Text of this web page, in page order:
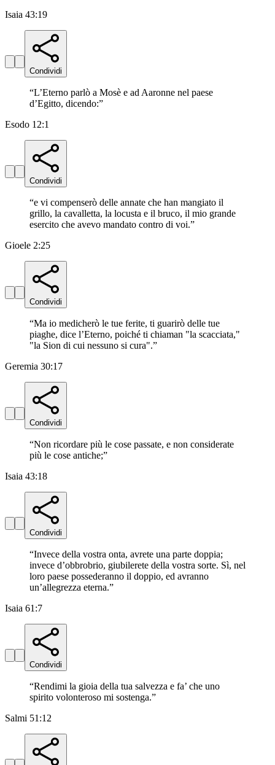
Isaia 43:19
Condividi
“L’Eterno parlò a Mosè e ad Aaronne nel paese
d’Egitto, dicendo:”
Esodo 12:1
Condividi
“e vi compenserò delle annate che han mangiato il
grillo, la cavalletta, la locusta e il bruco, il mio grande
esercito che avevo mandato contro di voi.”
Gioele 2:25
Condividi
“Ma io medicherò le tue ferite, ti guarirò delle tue
piaghe, dice l’Eterno, poiché ti chiaman "la scacciata,"
"la Sion di cui nessuno si cura".”
Geremia 30:17
Condividi
“Non ricordare più le cose passate, e non considerate
più le cose antiche;”
Isaia 43:18
Condividi
“Invece della vostra onta, avrete una parte doppia;
invece d’obbrobrio, giubilerete della vostra sorte. Sì, nel
loro paese possederanno il doppio, ed avranno
un’allegrezza eterna.”
Isaia 61:7
Condividi
“Rendimi la gioia della tua salvezza e fa’ che uno
spirito volonteroso mi sostenga.”
Salmi 51:12